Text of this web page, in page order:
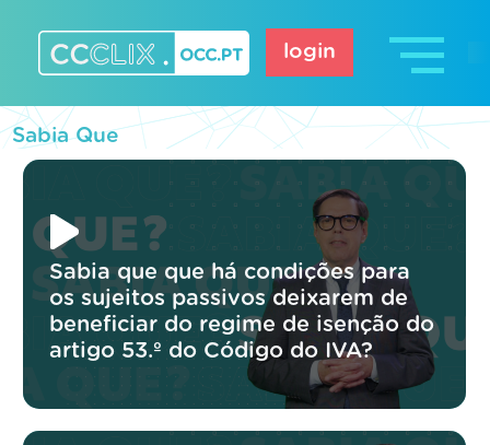
content
login
Sabia Que
Sabia que que há condições para
os sujeitos passivos deixarem de
beneficiar do regime de isenção do
artigo 53.º do Código do IVA?